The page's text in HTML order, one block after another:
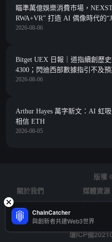
瞄準萬億娛樂消費市場，
RWA+VR” 打造 AI 偶像時代的
2026-08-06
Bitget UEX 日報｜道指續創歷
4300；閃迪西部數據指引不及預
迎首次大解禁 (2026年08月06日)
2026-08-06
Arthur Hayes 萬字新文：AI 虹
相信 ETH
2026-08-05
版權
關於我們
媒體資源
風險提示
徵才
瓊ICP備
ChainCatcher
與創新者共建Web3世界